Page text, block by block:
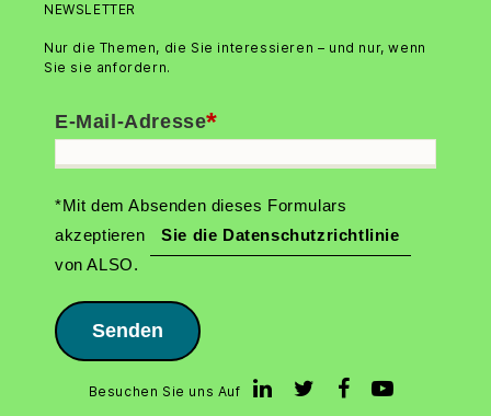
NEWSLETTER
Nur die Themen, die Sie interessieren – und nur, wenn
Sie sie anfordern.
*
E-Mail-Adresse
*Mit dem Absenden dieses Formulars
akzeptieren
Sie die Datenschutzrichtlinie
von ALSO.
Senden
Besuchen Sie uns Auf